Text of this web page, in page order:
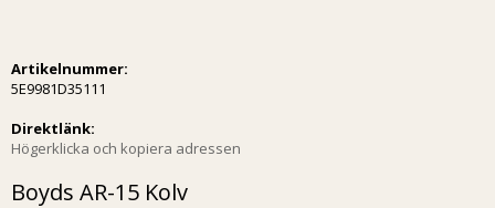
Artikelnummer:
5E9981D35111
Direktlänk:
Högerklicka och kopiera adressen
Boyds AR-15 Kolv